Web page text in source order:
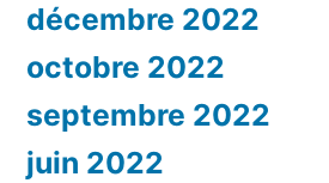
décembre 2022
octobre 2022
septembre 2022
juin 2022